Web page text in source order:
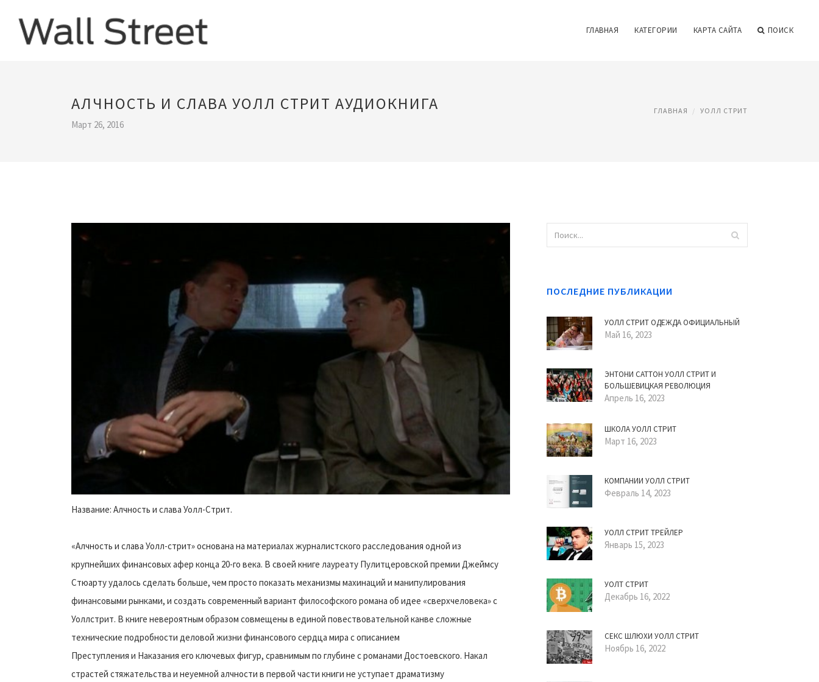
ГЛАВНАЯ КАТЕГОРИИ КАРТА САЙТА ПОИСК
АЛЧНОСТЬ И СЛАВА УОЛЛ СТРИТ АУДИОКНИГА
Март 26, 2016
ГЛАВНАЯ УОЛЛ СТРИТ
Название: Алчность и слава Уолл-Стрит.
«Алчность и слава Уолл-стрит» основана на материалах журналистского расследования одной из
крупнейших финансовых афер конца 20-го века. В своей книге лауреату Пулитцеровской премии Джеймсу
Стюарту удалось сделать больше, чем просто показать механизмы махинаций и манипулирования
финансовыми рынками, и создать современный вариант философского романа об идее «сверхчеловека» с
Уоллстрит. В книге невероятным образом совмещены в единой повествовательной канве сложные
технические подробности деловой жизни финансового сердца мира с описанием
Преступления и Наказания его ключевых фигур, сравнимым по глубине с романами Достоевского. Накал
страстей стяжательства и неуемной алчности в первой части книги не уступает драматизму
ПОСЛЕДНИЕ ПУБЛИКАЦИИ
УОЛЛ СТРИТ ОДЕЖДА ОФИЦИАЛЬНЫЙ
Май 16, 2023
ЭНТОНИ САТТОН УОЛЛ СТРИТ И
БОЛЬШЕВИЦКАЯ РЕВОЛЮЦИЯ
Апрель 16, 2023
ШКОЛА УОЛЛ СТРИТ
Март 16, 2023
КОМПАНИИ УОЛЛ СТРИТ
Февраль 14, 2023
УОЛЛ СТРИТ ТРЕЙЛЕР
Январь 15, 2023
УОЛТ СТРИТ
Декабрь 16, 2022
СЕКС ШЛЮХИ УОЛЛ СТРИТ
Ноябрь 16, 2022